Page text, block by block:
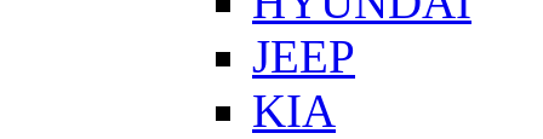
JEEP
KIA